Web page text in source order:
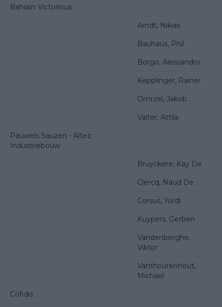
Bahrain Victorious
Arndt, Nikias
Bauhaus, Phil
Borgo, Alessandro
Kepplinger, Rainer
Omrzel, Jakob
Valter, Attila
Pauwels Sauzen - Altez
Industriebouw
Bruyckere, Kay De
Clercq, Naud De
Corsus, Yordi
Kuypers, Gerben
Vandenberghe,
Viktor
Vanthourenhout,
Michael
Cofidis